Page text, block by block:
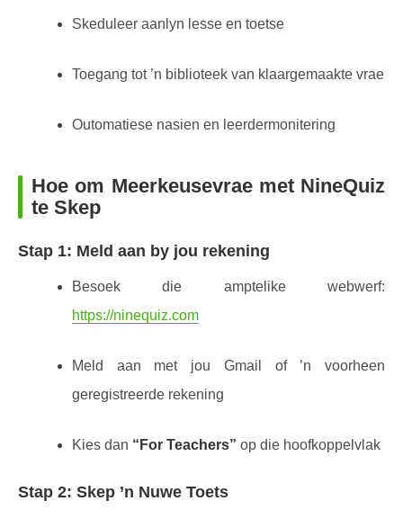
Skeduleer aanlyn lesse en toetse
Toegang tot ’n biblioteek van klaargemaakte vrae
Outomatiese nasien en leerdermonitering
Hoe om Meerkeusevrae met NineQuiz
te Skep
Stap 1: Meld aan by jou rekening
Besoek die amptelike webwerf:
https://ninequiz.com
Meld aan met jou Gmail of ’n voorheen
geregistreerde rekening
Kies dan “For Teachers” op die hoofkoppelvlak
Stap 2: Skep ’n Nuwe Toets